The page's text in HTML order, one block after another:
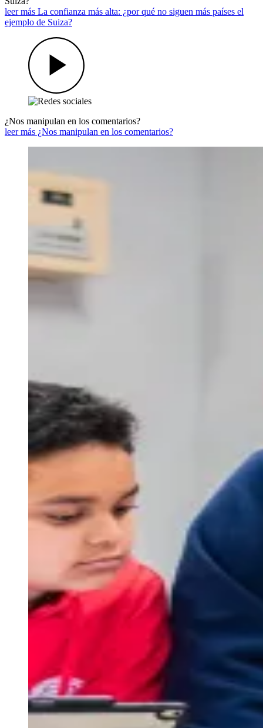
leer más La confianza más alta: ¿por qué no siguen más países el
ejemplo de Suiza?
¿Nos manipulan en los comentarios?
leer más ¿Nos manipulan en los comentarios?